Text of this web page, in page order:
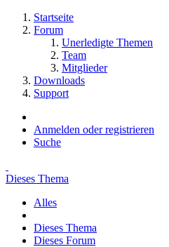
Startseite
Forum
Unerledigte Themen
Team
Mitglieder
Downloads
Support
Anmelden oder registrieren
Suche
Dieses Thema
Alles
Dieses Thema
Dieses Forum